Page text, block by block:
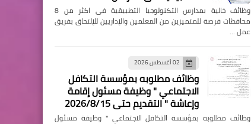
وظائف خالية بمدارس التكنولوجيا التطبيقية فى اكثر من 8
محافظات فرصة للمتميزين من المعلمين والإداريين للإلتحاق بفريق
عمل …
02 أغسطس 2026
وظائف مطلوبه بمؤسسة التكافل
الاجتماعي " وظيفة مسئول إقامة
وإعاشة " التقديم حتى 2026/8/15
وظائف مطلوبه بمؤسسة التكافل الاجتماعي " وظيفة مسئول